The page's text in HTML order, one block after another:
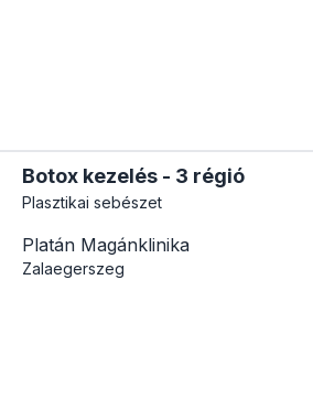
Botox kezelés - 3 régió
Plasztikai sebészet
Platán Magánklinika
Zalaegerszeg